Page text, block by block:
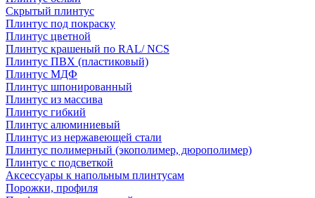
Скрытый плинтус
Плинтус под покраску
Плинтус цветной
Плинтус крашеный по RAL/ NCS
Плинтус ПВХ (пластиковый)
Плинтус МДФ
Плинтус шпонированный
Плинтус из массива
Плинтус гибкий
Плинтус алюминиевый
Плинтус из нержавеющей стали
Плинтус полимерный (экополимер, дюрополимер)
Плинтус с подсветкой
Аксессуары к напольным плинтусам
Порожки, профиля